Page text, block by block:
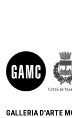
GALLERIA D'ARTE